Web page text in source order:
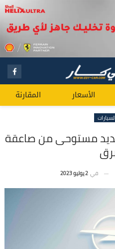
الأسعار المقارنة
مستوحى من صاعقة
في 2 يوليو 2023